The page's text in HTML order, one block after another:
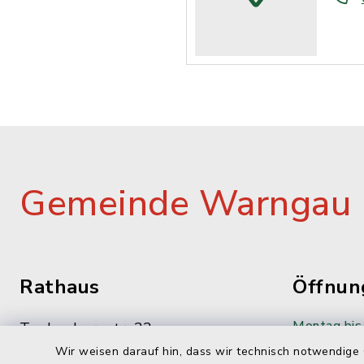
Wir weisen darauf hin, dass wir technisch
Gemeinde Warngau
Rathaus
Taubenbergstr. 33
83627 Oberwarngau
Montag
08:00-